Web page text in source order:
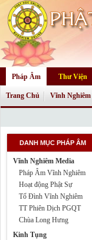
Pháp Âm Thư Viện
Trang Chủ Vĩnh Nghiêm
DANH MỤC PHÁP ÂM
Vĩnh Nghiêm Media
Pháp Âm Vĩnh Nghiêm
Hoạt động Phật Sự
Tổ Đình Vĩnh Nghiêm
TT Phiên Dịch PGQT
Chùa Long Hưng
Kinh Tụng